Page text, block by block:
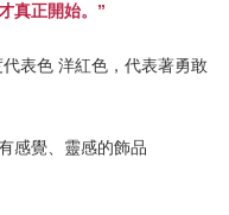
真正開始。”
表色 洋紅色，代表著勇敢
感覺、靈感的飾品